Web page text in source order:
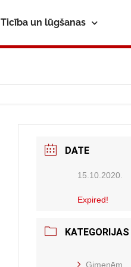
Ticība un lūgšanas
DATE
15.10.2020.
Expired!
KATEGORIJAS
Ģimenēm